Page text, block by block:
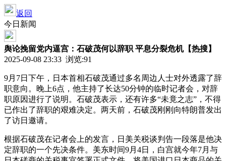
返回
今日新闻
舆论挽留党内逼宫：石破茂何以辞职 平息分裂危机【热搜】
2025-09-08 23:33 浏览:91
9月7日下午，日本首相石破茂通过多名周边人士对外透露了辞
职意向。晚上6点，他主持了长达50分钟的临时记者会，对辞
职原因进行了说明。石破茂表示，还有许多“未竟之志”，不得
已作出了辞职的艰难决定。两天前，石破茂刚刚向特朗普发出
了访日邀请。
根据石破茂在记者会上的发言，日美关税谈判告一段落是他决
定辞职的一个先决条件。美东时间9月4日，白宫就今年7月与